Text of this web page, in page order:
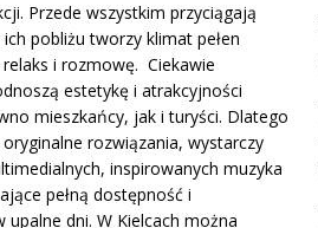
Przede wszystkim przyciągają
pobliżu tworzy klimat pełen
i rozmowę. Ciekawie
estetykę i atrakcyjności
mieszkańcy, jak i turyści. Dlatego
rozwiązania, wystarczy
inspirowanych muzyka
pełną dostępność i
dni. W Kielcach można